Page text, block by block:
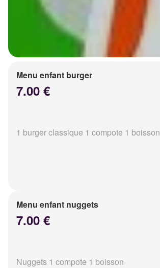
Menu enfant burger
7.00 €
1 burger classique 1 compote 1 boisson
Menu enfant nuggets
7.00 €
Nuggets 1 compote 1 boisson